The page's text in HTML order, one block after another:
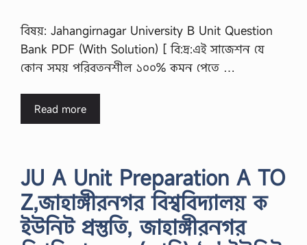
বিষয়: Jahangirnagar University B Unit Question
Bank PDF (With Solution) [ বি:দ্র:এই সাজেশন যে
কোন সময় পরিবতনশীল ১০০% কমন পেতে …
Read more
JU A Unit Preparation A TO
Z,জাহাঙ্গীরনগর বিশ্ববিদ্যালয় ক
ইউনিট প্রস্তুতি, জাহাঙ্গীরনগর